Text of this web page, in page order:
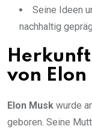
Seine Ideen
nachhaltig
von Elon
Elon Musk wurde
geboren. Seine